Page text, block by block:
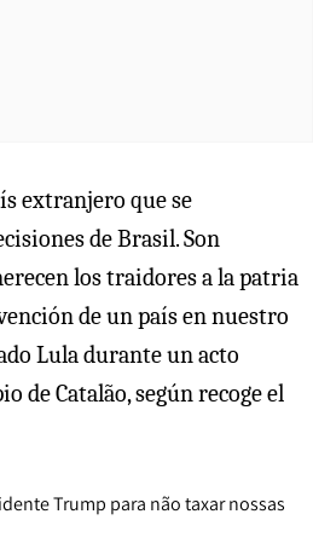
extranjero que se
de Brasil. Son
los traidores a la patria
de un país en nuestro
Lula durante un acto
de Catalão, según recoge el
Trump para não taxar nossas